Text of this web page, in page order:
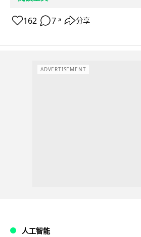
162 7 ↗ 分享
ADVERTISEMENT
人工智能